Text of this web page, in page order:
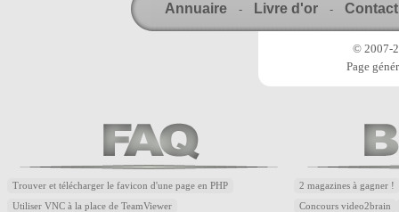
Annuaire - Livre d'or - Contact
© 2007-
Page
Trouver et télécharger le favicon d'une page en PHP
Utiliser VNC à la place de TeamViewer
2 magazines à gagner !
Concours video2brain